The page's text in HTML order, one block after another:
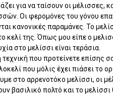
για να ταίσουν οι
Οι φερομόνες του γόνου
κανονικές παραμάνες. Το
κελί της. Όπως μου είπε ο
στο μελίσσι είναι τεράσια.
που προτείνετε επίσης
που μόλις έχει πιάσει το
στο αρρενοτόκο μελίσσι, οι
βασιλικό πολτό και το